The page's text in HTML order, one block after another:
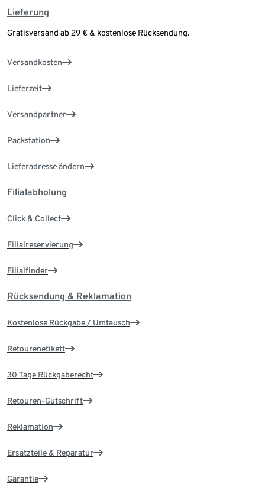
Lieferung
Gratisversand ab 29 € & kostenlose Rücksendung.
Versandkosten
Lieferzeit
Versandpartner
Packstation
Lieferadresse ändern
Filialabholung
Click & Collect
Filialreservierung
Filialfinder
Rücksendung & Reklamation
Kostenlose Rückgabe / Umtausch
Retourenetikett
30 Tage Rückgaberecht
Retouren-Gutschrift
Reklamation
Ersatzteile & Reparatur
Garantie